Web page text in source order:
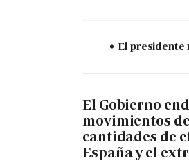
El presidente
El Gobierno
movimientos
cantidades de
España y el